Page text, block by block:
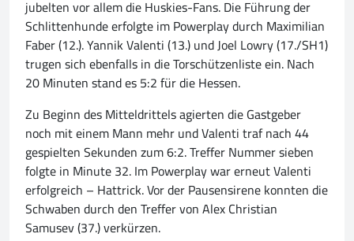
jubelten vor allem die Huskies-Fans. Die Führung der
Schlittenhunde erfolgte im Powerplay durch Maximilian
Faber (12.). Yannik Valenti (13.) und Joel Lowry (17./SH1)
trugen sich ebenfalls in die Torschützenliste ein. Nach
20 Minuten stand es 5:2 für die Hessen.
Zu Beginn des Mitteldrittels agierten die Gastgeber
noch mit einem Mann mehr und Valenti traf nach 44
gespielten Sekunden zum 6:2. Treffer Nummer sieben
folgte in Minute 32. Im Powerplay war erneut Valenti
erfolgreich – Hattrick. Vor der Pausensirene konnten die
Schwaben durch den Treffer von Alex Christian
Samusev (37.) verkürzen.